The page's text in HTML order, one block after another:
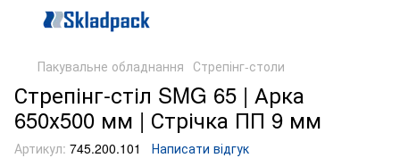
Пакувальне обладнання Стрепінг-столи
Стрепінг-стіл SMG 65 | Арка
650х500 мм | Стрічка ПП 9 мм
Артикул: 745.200.101 Написати відгук